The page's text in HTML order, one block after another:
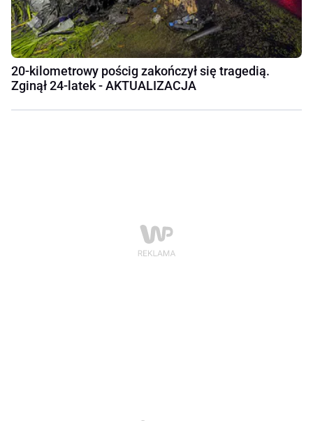
20-kilometrowy pościg zakończył się tragedią.
Zginął 24-latek - AKTUALIZACJA